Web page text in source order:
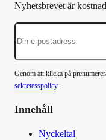
Nyhetsbrevet är
Genom att klicka på
sekretesspolicy.
Innehåll
Nyckeltal